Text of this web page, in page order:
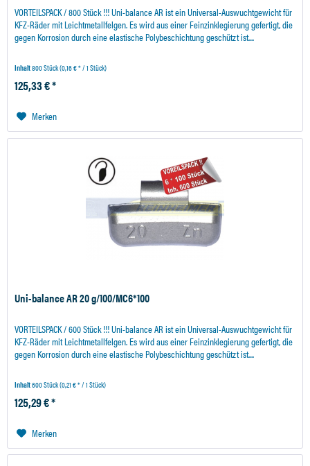
VORTEILSPACK / 800 Stück !!! Uni-balance AR ist ein Universal-Auswuchtgewicht für
KFZ-Räder mit Leichtmetallfelgen. Es wird aus einer Feinzinklegierung gefertigt, die
gegen Korrosion durch eine elastische Polybeschichtung geschützt ist....
Inhalt800 Stück(0,16 € * / 1 Stück)
125,33 € *
Merken
Uni-balance AR 20 g/100/MC6*100
VORTEILSPACK / 600 Stück !!! Uni-balance AR ist ein Universal-Auswuchtgewicht für
KFZ-Räder mit Leichtmetallfelgen. Es wird aus einer Feinzinklegierung gefertigt, die
gegen Korrosion durch eine elastische Polybeschichtung geschützt ist....
Inhalt600 Stück(0,21 € * / 1 Stück)
125,29 € *
Merken